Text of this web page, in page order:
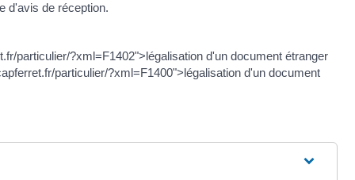
d'avis de réception.
particulier/?xml=F1402">légalisation d'un document étranger
particulier/?xml=F1400">légalisation d'un document